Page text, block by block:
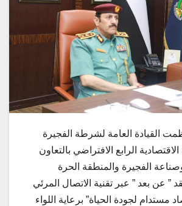
القيادة العامة لشرطة الفجيرة
الرابع الافتراضي بالتعاون
الفجيرة والمنطقة الحرة
” عن بعد ” عبر تقنية الاتصال المرئي
مستدام لجودة الحياة” برعاية اللواء